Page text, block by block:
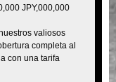
JPY,000,000
valiosos
completa al
con una tarifa